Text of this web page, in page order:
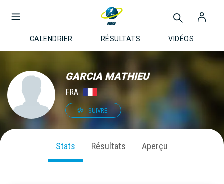
CALENDRIER RÉSULTATS VIDÉOS
GARCIA MATHIEU
FRA
SUIVRE
Stats Résultats Aperçu